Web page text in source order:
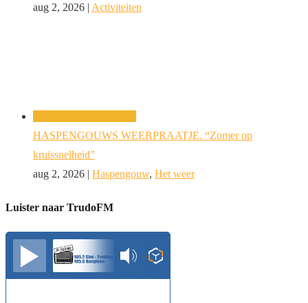
aug 2, 2026 | Activiteiten
HASPENGOUWS WEERPRAATJE. “Zomer op
kruissnelheid”
aug 2, 2026 | Haspengouw, Het weer
Luister naar TrudoFM
TrudoFM